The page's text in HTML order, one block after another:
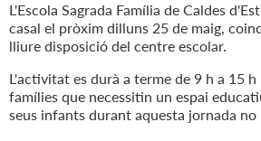
L'Escola Sagrada Família de Caldes
casal el pròxim dilluns 25 de maig,
lliure disposició del centre escolar.
L'activitat es durà a terme de 9 h a 15 h
famílies que necessitin un espai
seus infants durant aquesta jornada no